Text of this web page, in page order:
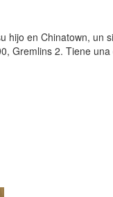
hijo en Chinatown, un
Gremlins 2. Tiene